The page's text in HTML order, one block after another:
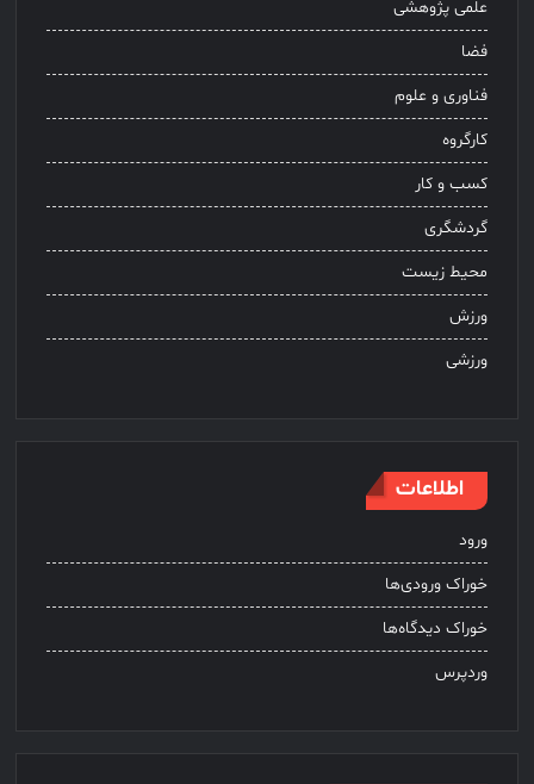
علمی پژوهشی
فضا
فناوری و علوم
کارگروه
کسب و کار
گردشگری
محیط زیست
ورزش
ورزشی
اطلاعات
ورود
خوراک ورودی‌ها
خوراک دیدگاه‌ها
وردپرس